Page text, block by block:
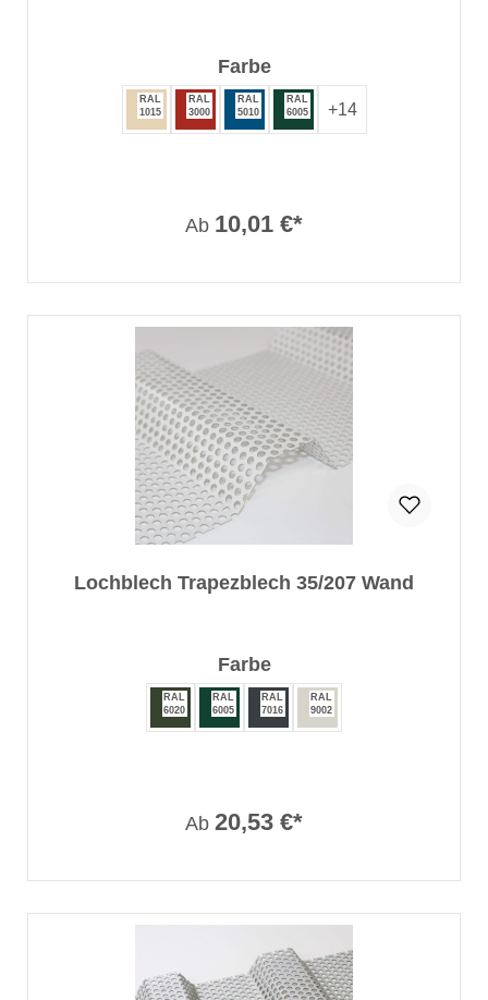
Farbeauswählen
RAL
1015
RAL
3000
RAL
5010
RAL
6005
+14
Ab 10,01 €*
Lochblech Trapezblech 35/207 Wand
Farbeauswählen
RAL
6020
RAL
6005
RAL
7016
RAL
9002
Ab 20,53 €*